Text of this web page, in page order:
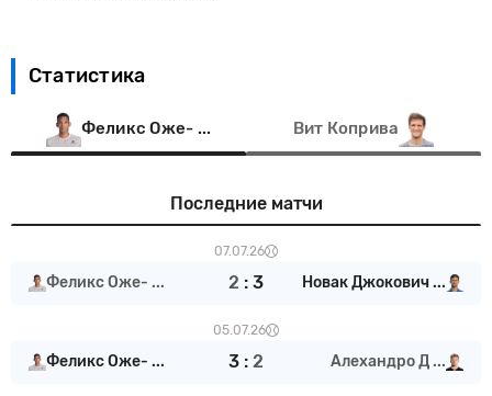
Статистика
Феликс Оже- ... Вит Коприва
Последние матчи
07.07.26
Феликс Оже- ... 2 : 3 Новак Джокович ...
05.07.26
Феликс Оже- ... 3 : 2 Алехандро Д ...